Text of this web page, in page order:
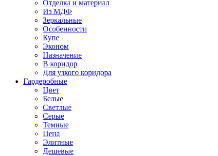
Отделка и материал
Из МДФ
Зеркальные
Особенности
Купе
Эконом
Назначение
В коридор
Для узкого коридора
Гардеробные
Цвет
Белые
Светлые
Серые
Темные
Цена
Элитные
Дешевые